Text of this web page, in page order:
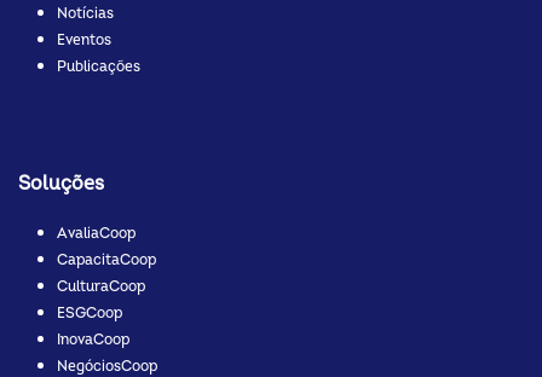
Notícias
Eventos
Publicações
Soluções
AvaliaCoop
CapacitaCoop
CulturaCoop
ESGCoop
InovaCoop
NegóciosCoop